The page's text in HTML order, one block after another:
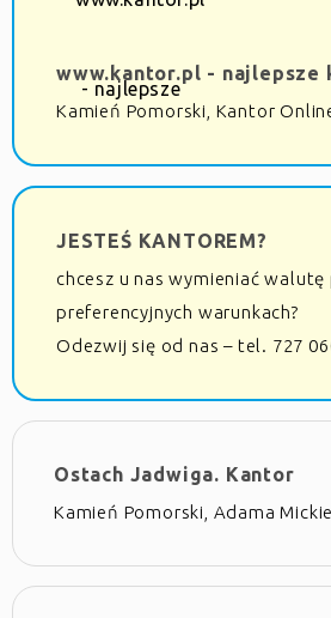
www.kantor.pl - najlepsze
Kamień Pomorski, Kantor
JESTEŚ KANTOREM?
chcesz u nas wymieniać walutę
preferencyjnych warunkach?
Odezwij się od nas – tel. 727
Ostach Jadwiga. Kantor
Kamień Pomorski, Adama